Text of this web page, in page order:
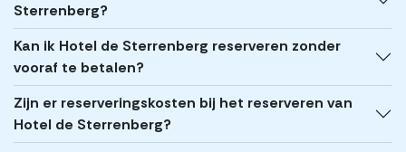
Sterrenberg?
Kan ik Hotel de Sterrenberg reserveren zonder
vooraf te betalen?
Zijn er reserveringskosten bij het reserveren van
Hotel de Sterrenberg?